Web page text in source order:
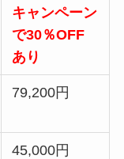
キャンペーン
で30％OFF
あり
79,200円
45,000円